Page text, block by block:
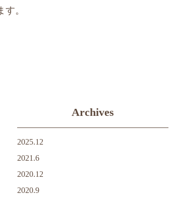
。
Archives
2025.12
2021.6
2020.12
2020.9